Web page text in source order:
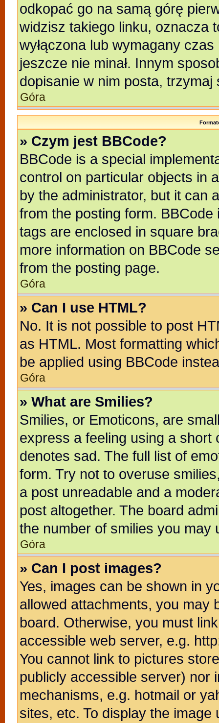
odkopać go na samą górę
widzisz takiego linku, oznacza
wyłączona lub wymagany
jeszcze nie minał. Innym
dopisanie w nim posta,
Góra
» Czym jest BBCode?
BBCode is a special
control on particular objects in
by the administrator, but it can
from the posting form.
tags are enclosed in square
more information on BBCode
from the posting page.
Góra
» Can I use HTML?
No. It is not possible to post
as HTML. Most formatting
be applied using BBCode
Góra
» What are Smilies?
Smilies, or Emoticons, are
express a feeling using a short
denotes sad. The full list of
form. Try not to overuse
a post unreadable and a
post altogether. The board
the number of smilies you may
Góra
» Can I post images?
Yes, images can be shown in
allowed attachments, you may
board. Otherwise, you must
accessible web server, e.g.
You cannot link to pictures
publicly accessible server) nor
mechanisms, e.g. hotmail or
sites, etc. To display the